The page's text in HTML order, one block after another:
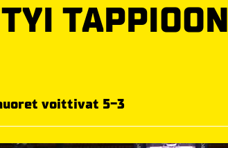
TAPPIOON
voittivat 5-3